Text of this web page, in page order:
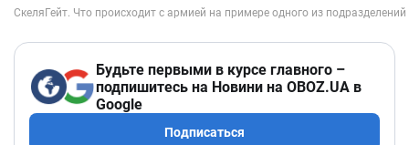
Будьте первыми в курсе главного –
подпишитесь на Новини на OBOZ.UA в
Google
Подписаться